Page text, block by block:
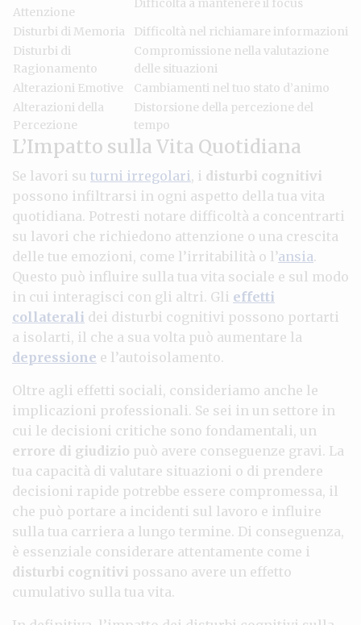
Attenzione
Difficoltà a mantenere il focus
Disturbi di Memoria
Difficoltà nel richiamare informazioni
Disturbi di
Ragionamento
Compromissione nella valutazione
delle situazioni
Alterazioni Emotive
Cambiamenti nel tuo stato d’animo
Alterazioni della
Percezione
Distorsione della percezione del
tempo
L’Impatto sulla Vita Quotidiana
Se lavori su turni irregolari, i disturbi cognitivi
possono infiltrarsi in ogni aspetto della tua vita
quotidiana. Potresti notare difficoltà a concentrarti
su lavori che richiedono attenzione o una crescita
delle tue emozioni, come l’irritabilità o l’ansia.
Questo può influire sulla tua vita sociale e sul modo
in cui interagisci con gli altri. Gli effetti
collaterali dei disturbi cognitivi possono portarti
a isolarti, il che a sua volta può aumentare la
depressione e l’autoisolamento.
Oltre agli effetti sociali, consideriamo anche le
implicazioni professionali. Se sei in un settore in
cui le decisioni critiche sono fondamentali, un
errore di giudizio può avere conseguenze gravi. La
tua capacità di valutare situazioni o di prendere
decisioni rapide potrebbe essere compromessa, il
che può portare a incidenti sul lavoro e influire
sulla tua carriera a lungo termine. Di conseguenza,
è essenziale considerare attentamente come i
disturbi cognitivi possano avere un effetto
cumulativo sulla tua vita.